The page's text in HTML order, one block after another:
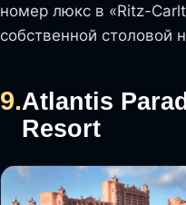
номер люкс в «Ritz-
собственной столовой
9.Atlantis
Resort